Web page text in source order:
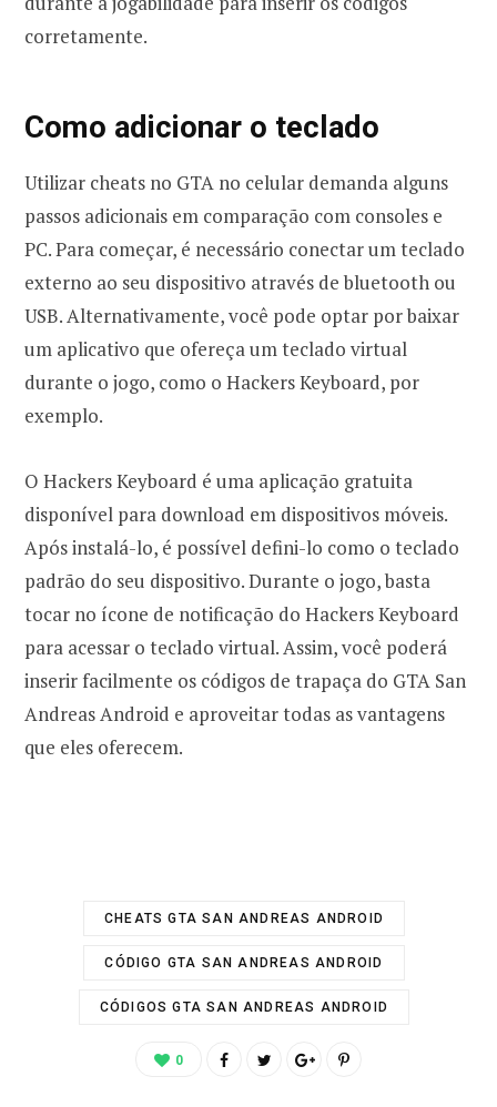
corretamente.
Como adicionar o teclado
Utilizar cheats no GTA no celular demanda alguns
passos adicionais em comparação com consoles e
PC. Para começar, é necessário conectar um teclado
externo ao seu dispositivo através de bluetooth ou
USB. Alternativamente, você pode optar por baixar
um aplicativo que ofereça um teclado virtual
durante o jogo, como o Hackers Keyboard, por
exemplo.
O Hackers Keyboard é uma aplicação gratuita
disponível para download em dispositivos móveis.
Após instalá-lo, é possível defini-lo como o teclado
padrão do seu dispositivo. Durante o jogo, basta
tocar no ícone de notificação do Hackers Keyboard
para acessar o teclado virtual. Assim, você poderá
inserir facilmente os códigos de trapaça do GTA San
Andreas Android e aproveitar todas as vantagens
que eles oferecem.
CHEATS GTA SAN ANDREAS ANDROID
CÓDIGO GTA SAN ANDREAS ANDROID
CÓDIGOS GTA SAN ANDREAS ANDROID
0